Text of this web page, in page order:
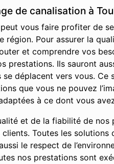
de canalisation à
vous faire profiter de
Pour assurer la
et comprendre vos
Ils sauront
déplacent vers vous.
que vous ne pouvez
à ce dont vous
et de la fiabilité de nos
Toutes les
le respect de
nos prestations sont